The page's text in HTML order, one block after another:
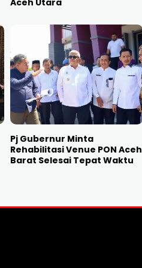
Aceh Utara
Pj Gubernur Minta
Rehabilitasi Venue PON Aceh
Barat Selesai Tepat Waktu